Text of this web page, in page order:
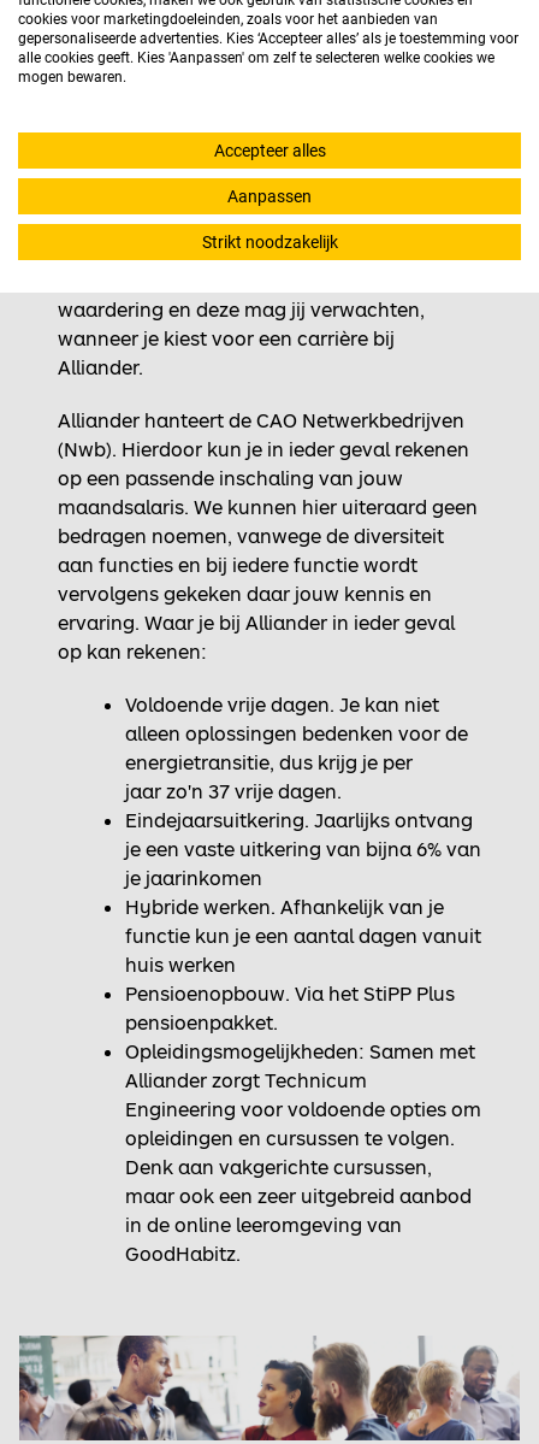
Arbeidsvoorwaarden bij
"De energietransitie is onmogelijk", wordt wel
eens gezegd, maar Alliander gelooft niet in
"onmogelijk" en wil, samen met jou, het
onmogelijke, mogelijk maken. Bij een
waardering en deze mag jij verwachten,
wanneer je kiest voor een carrière bij
Alliander.
Alliander hanteert de CAO Netwerkbedrijven
(Nwb). Hierdoor kun je in ieder geval rekenen
op een passende inschaling van jouw
maandsalaris. We kunnen hier uiteraard geen
bedragen noemen, vanwege de diversiteit
aan functies en bij iedere functie wordt
vervolgens gekeken daar jouw kennis en
ervaring. Waar je bij Alliander in ieder geval
op kan rekenen:
Voldoende vrije dagen. Je kan niet
alleen oplossingen bedenken voor de
energietransitie, dus krijg je per
jaar zo'n 37 vrije dagen.
Eindejaarsuitkering. Jaarlijks ontvang
je een vaste uitkering van bijna 6% van
je jaarinkomen
Hybride werken. Afhankelijk van je
functie kun je een aantal dagen vanuit
huis werken
Pensioenopbouw. Via het StiPP Plus
pensioenpakket.
Opleidingsmogelijkheden: Samen met
Alliander zorgt Technicum
Engineering voor voldoende opties om
opleidingen en cursussen te volgen.
Denk aan vakgerichte cursussen,
maar ook een zeer uitgebreid aanbod
in de online leeromgeving van
GoodHabitz.
cookies voor marketingdoeleinden, zoals voor het aanbieden van
gepersonaliseerde advertenties. Kies ‘Accepteer alles’ als je toestemming voor
alle cookies geeft. Kies 'Aanpassen' om zelf te selecteren welke cookies we
mogen bewaren.
Accepteer alles
Aanpassen
Strikt noodzakelijk